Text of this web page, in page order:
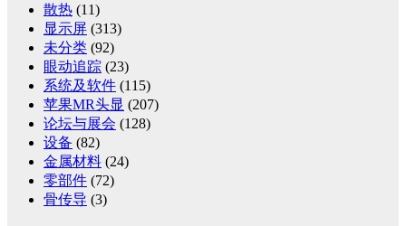
散热 (11)
显示屏 (313)
未分类 (92)
眼动追踪 (23)
系统及软件 (115)
苹果MR头显 (207)
论坛与展会 (128)
设备 (82)
金属材料 (24)
零部件 (72)
骨传导 (3)